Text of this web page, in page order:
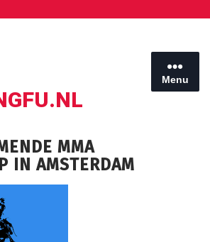
Menu
MMA
IN AMSTERDAM